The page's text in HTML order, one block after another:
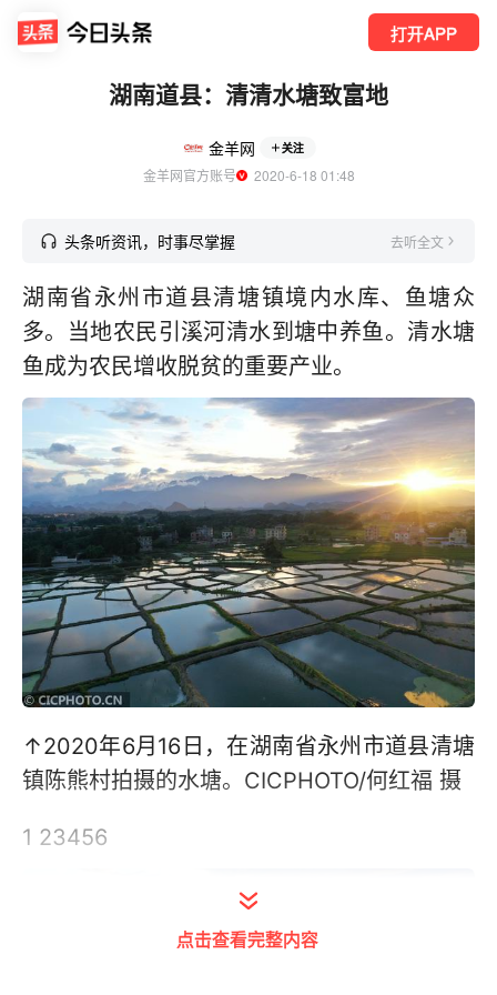
打开APP
湖南道县：清清水塘致富地
金羊网 关注
金羊网官方账号
  2020-6-18 01:48
头条听资讯，时事尽掌握 去听全文
湖南省永州市道县清塘镇境内水库、鱼塘众
多。当地农民引溪河清水到塘中养鱼。清水塘
鱼成为农民增收脱贫的重要产业。
↑2020年6月16日，在湖南省永州市道县清塘
镇陈熊村拍摄的水塘。CICPHOTO/何红福 摄
1 23456
点击查看完整内容